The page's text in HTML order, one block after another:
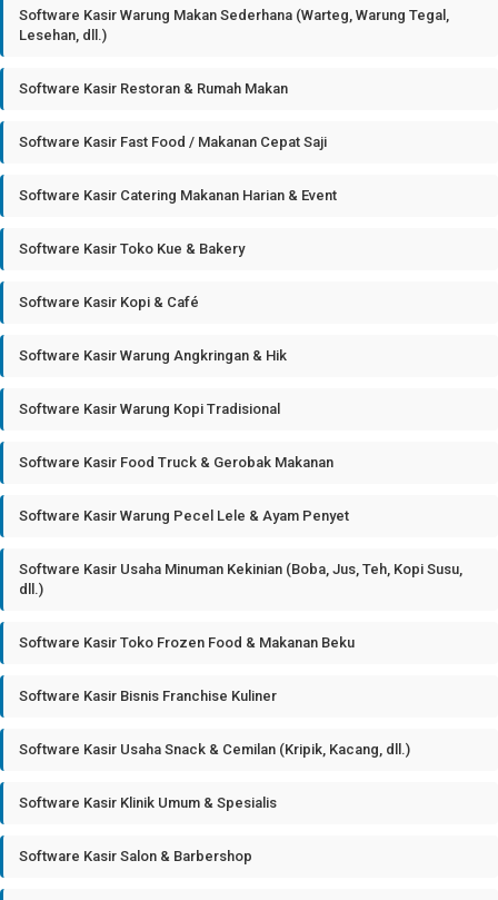
Software Kasir Warung Makan Sederhana (Warteg, Warung Tegal,
Lesehan, dll.)
Software Kasir Restoran & Rumah Makan
Software Kasir Fast Food / Makanan Cepat Saji
Software Kasir Catering Makanan Harian & Event
Software Kasir Toko Kue & Bakery
Software Kasir Kopi & Café
Software Kasir Warung Angkringan & Hik
Software Kasir Warung Kopi Tradisional
Software Kasir Food Truck & Gerobak Makanan
Software Kasir Warung Pecel Lele & Ayam Penyet
Software Kasir Usaha Minuman Kekinian (Boba, Jus, Teh, Kopi Susu,
dll.)
Software Kasir Toko Frozen Food & Makanan Beku
Software Kasir Bisnis Franchise Kuliner
Software Kasir Usaha Snack & Cemilan (Kripik, Kacang, dll.)
Software Kasir Klinik Umum & Spesialis
Software Kasir Salon & Barbershop